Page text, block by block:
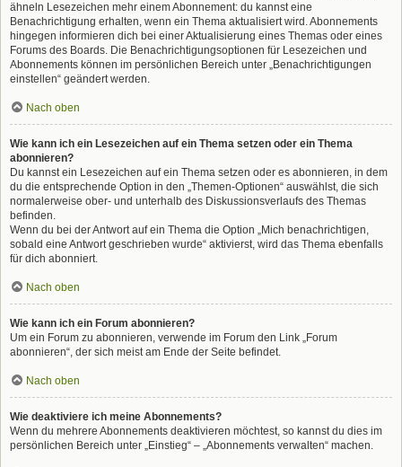
ähneln Lesezeichen mehr einem Abonnement: du kannst eine
Benachrichtigung erhalten, wenn ein Thema aktualisiert wird. Abonnements
hingegen informieren dich bei einer Aktualisierung eines Themas oder eines
Forums des Boards. Die Benachrichtigungsoptionen für Lesezeichen und
Abonnements können im persönlichen Bereich unter „Benachrichtigungen
einstellen“ geändert werden.
Nach oben
Wie kann ich ein Lesezeichen auf ein Thema setzen oder ein Thema
abonnieren?
Du kannst ein Lesezeichen auf ein Thema setzen oder es abonnieren, in dem
du die entsprechende Option in den „Themen-Optionen“ auswählst, die sich
normalerweise ober- und unterhalb des Diskussionsverlaufs des Themas
befinden.
Wenn du bei der Antwort auf ein Thema die Option „Mich benachrichtigen,
sobald eine Antwort geschrieben wurde“ aktivierst, wird das Thema ebenfalls
für dich abonniert.
Nach oben
Wie kann ich ein Forum abonnieren?
Um ein Forum zu abonnieren, verwende im Forum den Link „Forum
abonnieren“, der sich meist am Ende der Seite befindet.
Nach oben
Wie deaktiviere ich meine Abonnements?
Wenn du mehrere Abonnements deaktivieren möchtest, so kannst du dies im
persönlichen Bereich unter „Einstieg“ – „Abonnements verwalten“ machen.